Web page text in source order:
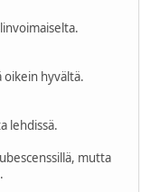
hyvältä.
lehdissä.
mutta